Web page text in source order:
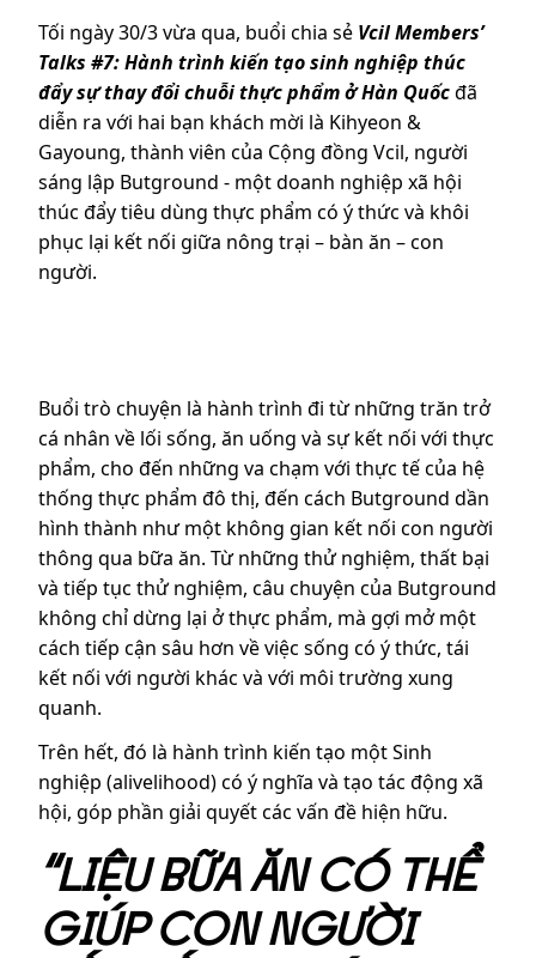
Tối ngày 30/3 vừa qua, buổi chia sẻ Vcil Members’
Talks #7: Hành trình kiến tạo sinh nghiệp thúc
đẩy sự thay đổi chuỗi thực phẩm ở Hàn Quốcđã
diễn ra với hai bạn khách mời là Kihyeon &
Gayoung, thành viên của Cộng đồng Vcil, người
sáng lập Butground - một doanh nghiệp xã hội
thúc đẩy tiêu dùng thực phẩm có ý thức và khôi
phục lại kết nối giữa nông trại – bàn ăn – con
người.
Buổi trò chuyện là hành trình đi từ những trăn trở
cá nhân về lối sống, ăn uống và sự kết nối với thực
phẩm, cho đến những va chạm với thực tế của hệ
thống thực phẩm đô thị, đến cách Butground dần
hình thành như một không gian kết nối con người
thông qua bữa ăn. Từ những thử nghiệm, thất bại
và tiếp tục thử nghiệm, câu chuyện của Butground
không chỉ dừng lại ở thực phẩm, mà gợi mở một
cách tiếp cận sâu hơn về việc sống có ý thức, tái
kết nối với người khác và với môi trường xung
quanh.
Trên hết, đó là hành trình kiến tạo một Sinh
nghiệp (alivelihood) có ý nghĩa và tạo tác động xã
hội, góp phần giải quyết các vấn đề hiện hữu.
“LIỆU BỮA ĂN CÓ THỂ
GIÚP CON NGƯỜI